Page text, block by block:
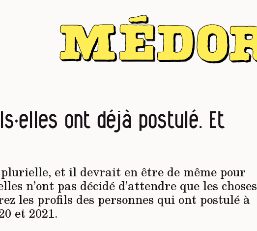
ont déjà postulé. Et
et il devrait en être de même pour
n’ont pas décidé d’attendre que les choses
les profils des personnes qui ont postulé à
et 2021.